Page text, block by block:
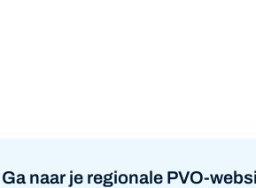
naar je regionale PVO-